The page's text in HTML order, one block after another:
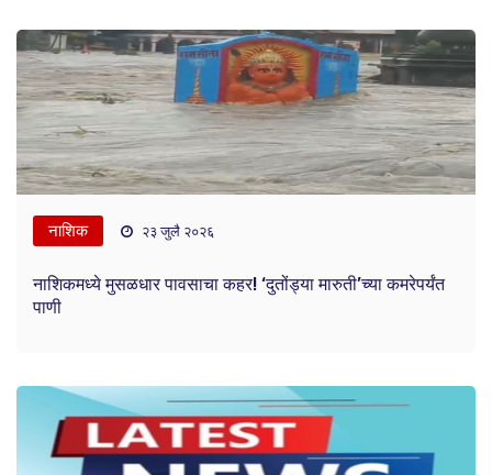
नाशिक २३ जुलै २०२६
नाशिकमध्ये मुसळधार पावसाचा कहर! ‘दुतोंड्या मारुती’च्या कमरेपर्यंत
पाणी